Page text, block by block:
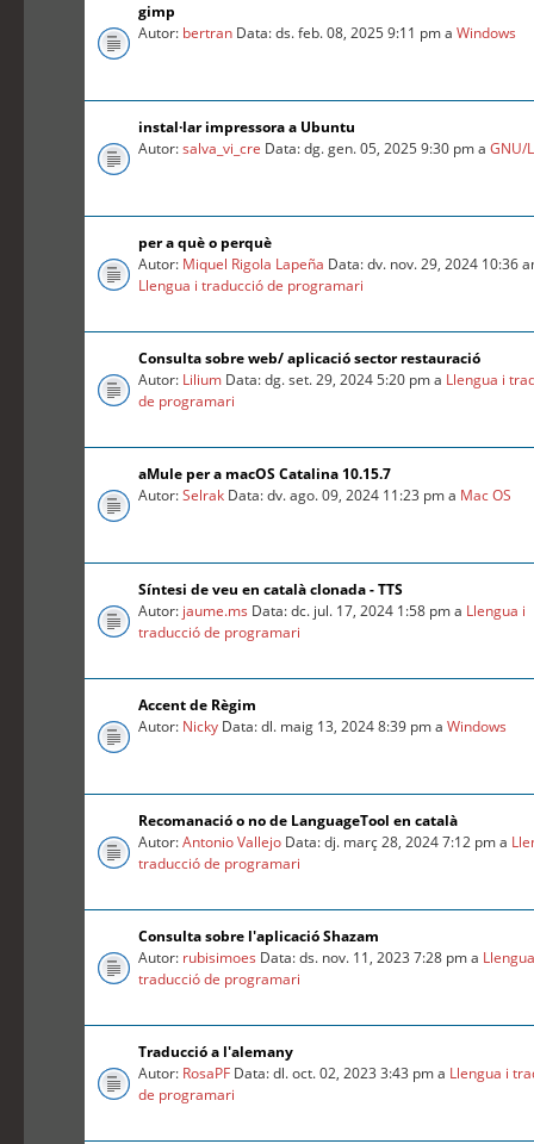
gimp
Autor: bertran Data: ds. feb. 08, 2025 9:11 pm aWindows
instal·lar impressora a Ubuntu
Autor:salva_vi_cre Data: dg. gen. 05, 2025 9:30 pm aGNU/
per a què o perquè
Autor: Miquel Rigola Lapeña Data: dv. nov. 29, 2024 10:36
Llengua i traducció de programari
Consulta sobre web/ aplicació sector restauració
Autor: Lilium Data: dg. set. 29, 2024 5:20 pm a Llengua i
de programari
aMule per a macOS Catalina 10.15.7
Autor:Selrak Data: dv. ago. 09, 2024 11:23 pm a Mac OS
Síntesi de veu en català clonada - TTS
Autor: jaume.ms Data: dc. jul. 17, 2024 1:58 pm a Llengua i
traducció de programari
Accent de Règim
Autor: Nicky Data: dl. maig 13, 2024 8:39 pm aWindows
Recomanació o no de LanguageTool en català
Autor:Antonio Vallejo Data: dj. març 28, 2024 7:12 pm a
traducció de programari
Consulta sobre l'aplicació Shazam
Autor: rubisimoes Data: ds. nov. 11, 2023 7:28 pm a
traducció de programari
Traducció a l'alemany
Autor: RosaPF Data: dl. oct. 02, 2023 3:43 pm a Llengua i
de programari